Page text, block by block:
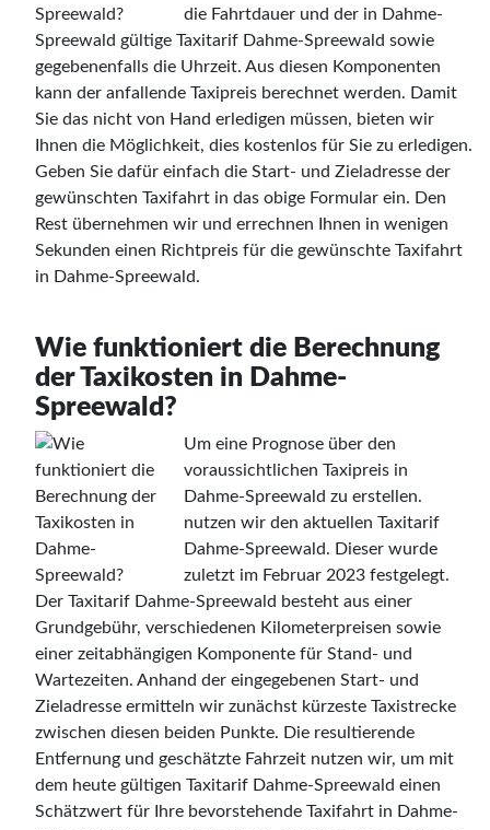
die Fahrtdauer und der in Dahme-
Spreewald gültige Taxitarif Dahme-Spreewald sowie
gegebenenfalls die Uhrzeit. Aus diesen Komponenten
kann der anfallende Taxipreis berechnet werden. Damit
Sie das nicht von Hand erledigen müssen, bieten wir
Ihnen die Möglichkeit, dies kostenlos für Sie zu erledigen.
Geben Sie dafür einfach die Start- und Zieladresse der
gewünschten Taxifahrt in das obige Formular ein. Den
Rest übernehmen wir und errechnen Ihnen in wenigen
Sekunden einen Richtpreis für die gewünschte Taxifahrt
in Dahme-Spreewald.
Wie funktioniert die Berechnung
der Taxikosten in Dahme-
Spreewald?
Um eine Prognose über den
voraussichtlichen Taxipreis in
Dahme-Spreewald zu erstellen.
nutzen wir den aktuellen Taxitarif
Dahme-Spreewald. Dieser wurde
zuletzt im Februar 2023 festgelegt.
Der Taxitarif Dahme-Spreewald besteht aus einer
Grundgebühr, verschiedenen Kilometerpreisen sowie
einer zeitabhängigen Komponente für Stand- und
Wartezeiten. Anhand der eingegebenen Start- und
Zieladresse ermitteln wir zunächst kürzeste Taxistrecke
zwischen diesen beiden Punkte. Die resultierende
Entfernung und geschätzte Fahrzeit nutzen wir, um mit
dem heute gültigen Taxitarif Dahme-Spreewald einen
Schätzwert für Ihre bevorstehende Taxifahrt in Dahme-